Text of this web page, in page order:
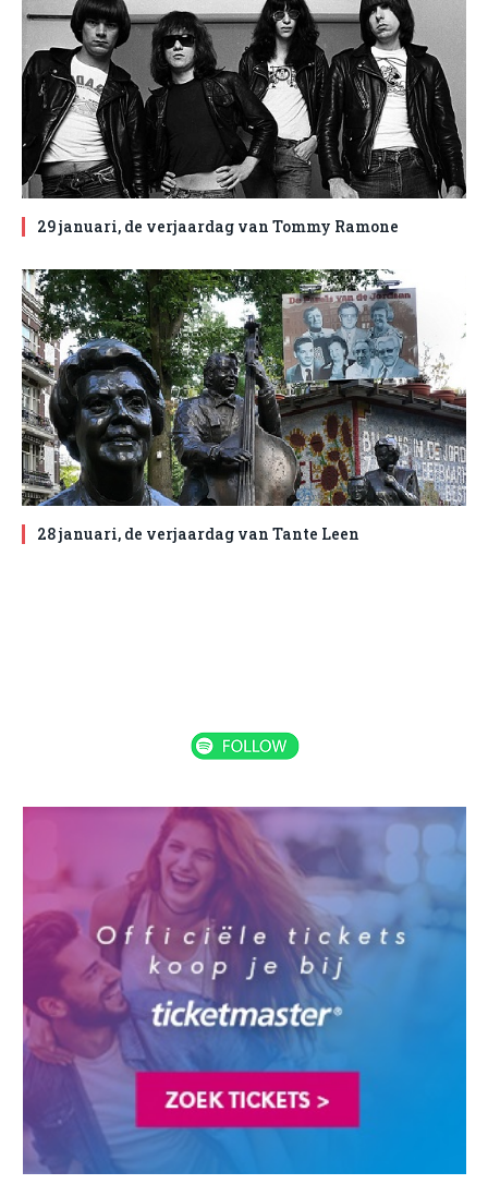
29 januari, de verjaardag van Tommy Ramone
28 januari, de verjaardag van Tante Leen